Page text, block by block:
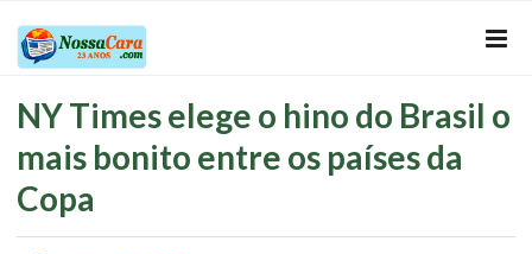
NY Times elege o hino do Brasil o
mais bonito entre os países da
Copa